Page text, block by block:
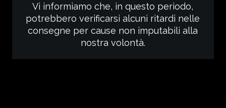
Vi informiamo che, in questo periodo,
potrebbero verificarsi alcuni ritardi nelle
consegne per cause non imputabili alla
nostra volontà.